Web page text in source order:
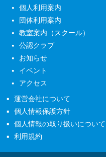
個人利用案内
団体利用案内
教室案内（スクール）
公認クラブ
お知らせ
イベント
アクセス
運営会社について
個人情報保護方針
個人情報の取り扱いについて
利用規約